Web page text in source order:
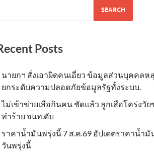
SEARCH
Posts
นายกฯ สั่งเอาผิดคนเอี่ยว ข้อมูลส่วนบุคคลห
ยกระดับความปลอดภัยข้อมูลรัฐทั้งระบบ.
ไม่เข้าข่าย​เสือกินคน ชัดแล้ว ลูกเสือโคร่งวั
ทำร้าย จนท.ดับ
ราคาน้ำมันพรุ่งนี้ 7 ส.ค.69 อัปเดตราคาน้ำมั
วันพรุ่งนี้